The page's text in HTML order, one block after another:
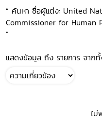
“ ค้นหา ชื่อผู้แต่ง: United
Commissioner for Human
”
แสดงข้อมูล ถึง รายการ จาก
ไม่